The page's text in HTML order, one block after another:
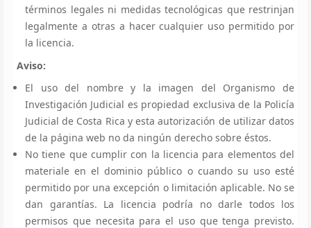
términos legales ni medidas tecnológicas que restrinjan
legalmente a otras a hacer cualquier uso permitido por
la licencia.
Aviso:
El uso del nombre y la imagen del Organismo de
Investigación Judicial es propiedad exclusiva de la Policía
Judicial de Costa Rica y esta autorización de utilizar datos
de la página web no da ningún derecho sobre éstos.
No tiene que cumplir con la licencia para elementos del
materiale en el dominio público o cuando su uso esté
permitido por una excepción o limitación aplicable. No se
dan garantías. La licencia podría no darle todos los
permisos que necesita para el uso que tenga previsto.